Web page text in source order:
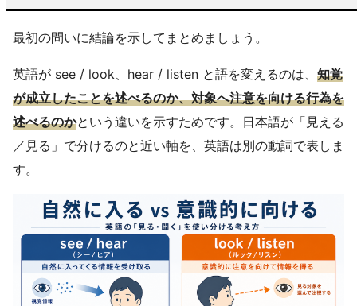
最初の問いに結論を示してまとめましょう。
英語が see / look、hear / listen と語を変えるのは、 知覚
が成立したことを述べるのか、対象へ注意を向ける行為を
述べるのかという違いを示すためです。日本語が「見える
／見る」で分けるのと近い軸を、英語は別の動詞で表しま
す。